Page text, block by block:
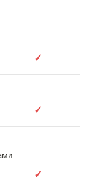
✓
✓
✓